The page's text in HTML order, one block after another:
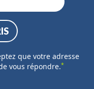
que votre adresse
vous répondre.*